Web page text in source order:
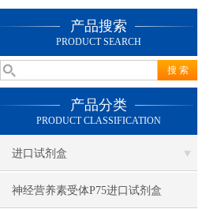
产品搜索
PRODUCT SEARCH
产品分类
PRODUCT CLASSIFICATION
进口试剂盒
神经营养素受体P75进口试剂盒